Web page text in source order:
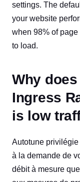
settings. The
your website
when 98% of
to load.
Why
Ingress
is low
Autotune
à la demande de
débit à mesure